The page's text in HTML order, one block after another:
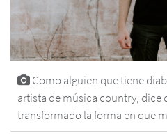
Como alguien que tiene
artista de música country, dice
transformado la forma en que